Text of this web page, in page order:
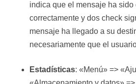
indica que el mensaje ha sido
correctamente y dos check
mensaje ha llegado a su
necesariamente que el
Estadísticas: «Menú» =>